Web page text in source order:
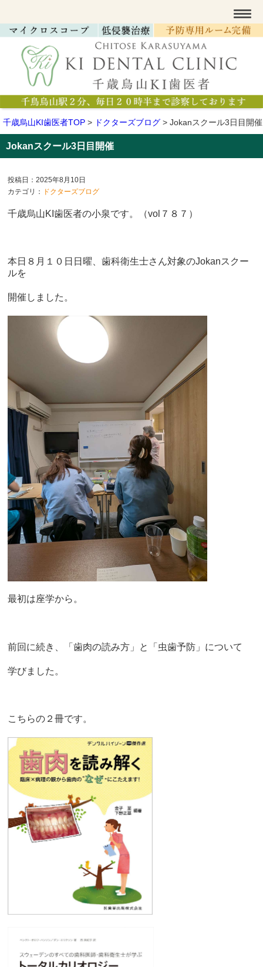
千歳烏山KI歯医者TOP > ドクターズブログ > Jokanスクール3日目開催
Jokanスクール3日目開催
投稿日：2025年8月10日
カテゴリ：
ドクターズブログ
千歳烏山KI歯医者の小泉です。（vol７８７ ）
本日８月１０日日曜、歯科衛生士さん対象のJokanスクー
ルを
開催しました。
最初は座学から。
前回に続き、「歯肉の読み方」と「虫歯予防」について
学びました。
こちらの２冊です。